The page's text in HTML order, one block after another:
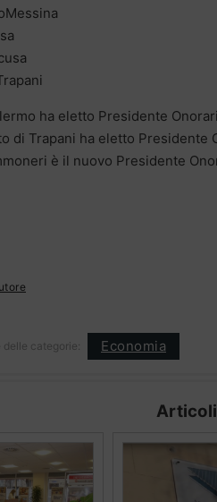
ha eletto Presidente
di Trapani ha eletto
è il nuovo Presidente
delle categorie: Economia